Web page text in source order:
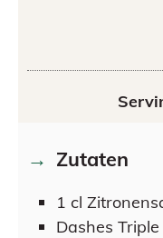
Zutaten
1 cl
Dashes